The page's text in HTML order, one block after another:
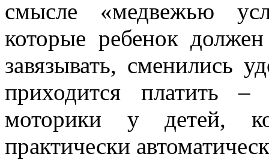
смысле «медвежью
которые ребенок
завязывать, сменились
приходится платить –
моторики у детей,
практически